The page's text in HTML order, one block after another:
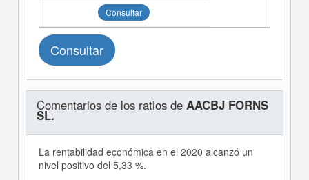
Consultar
Consultar
Comentarios de los ratios de AACBJ FORNS
SL.
La rentabilidad económica en el 2020 alcanzó un
nivel positivo del 5,33 %.